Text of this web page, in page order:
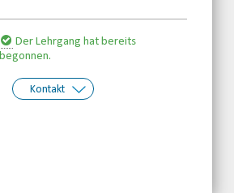
Der Lehrgang hat bereits
begonnen.
Kontakt